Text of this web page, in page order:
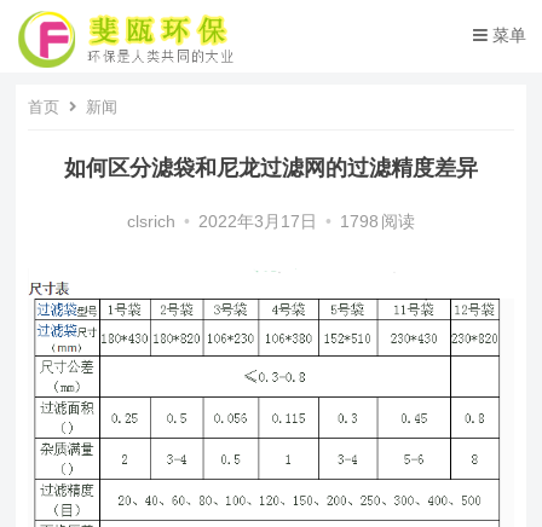
菜单
首页 新闻
如何区分滤袋和尼龙过滤网的过滤精度差异
clsrich • 2022年3月17日 • 1798 阅读